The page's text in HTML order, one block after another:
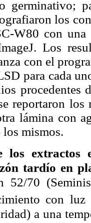
germinativo;
los
W80 con
Los
con el
para cada
procedentes
reportaron
lámina con
mismos.
los extractos
tardío en
52/70
con luz
a una